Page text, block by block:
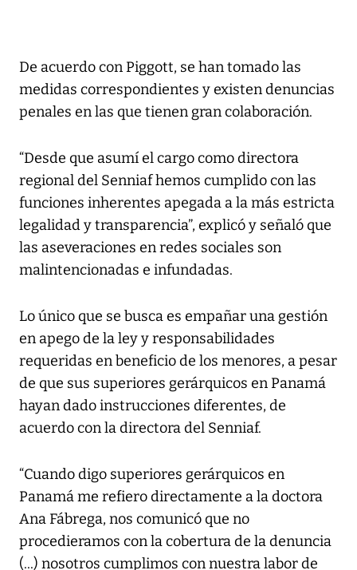
De acuerdo con Piggott, se han tomado las
medidas correspondientes y existen denuncias
penales en las que tienen gran colaboración.
“Desde que asumí el cargo como directora
regional del Senniaf hemos cumplido con las
funciones inherentes apegada a la más estricta
legalidad y transparencia”, explicó y señaló que
las aseveraciones en redes sociales son
malintencionadas e infundadas.
Lo único que se busca es empañar una gestión
en apego de la ley y responsabilidades
requeridas en beneficio de los menores, a pesar
de que sus superiores gerárquicos en Panamá
hayan dado instrucciones diferentes, de
acuerdo con la directora del Senniaf.
“Cuando digo superiores gerárquicos en
Panamá me refiero directamente a la doctora
Ana Fábrega, nos comunicó que no
procedieramos con la cobertura de la denuncia
(...) nosotros cumplimos con nuestra labor de